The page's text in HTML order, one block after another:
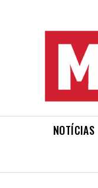
NOTÍCIAS